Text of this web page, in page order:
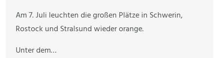
Am 7. Juli leuchten die großen Plätze in Schwerin,
Rostock und Stralsund wieder orange.
Unter dem…